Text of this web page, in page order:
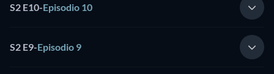
S2 E10-Episodio 10
S2 E9-Episodio 9